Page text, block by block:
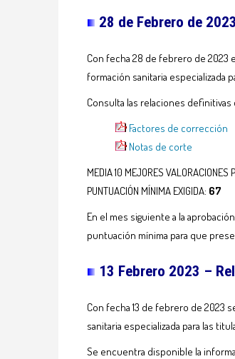
28 de Febrero de
Con fecha 28 de febrero de 2023
formación sanitaria especializada
Consulta las relaciones
Factores de corrección
Notas de corte
MEDIA 10 MEJORES VALORACIONES
PUNTUACIÓN MÍNIMA EXIGIDA: 67
En el mes siguiente a la
puntuación mínima para que
13 Febrero 2023 –
Con fecha 13 de febrero de 2023
sanitaria especializada para las
Se encuentra disponible la